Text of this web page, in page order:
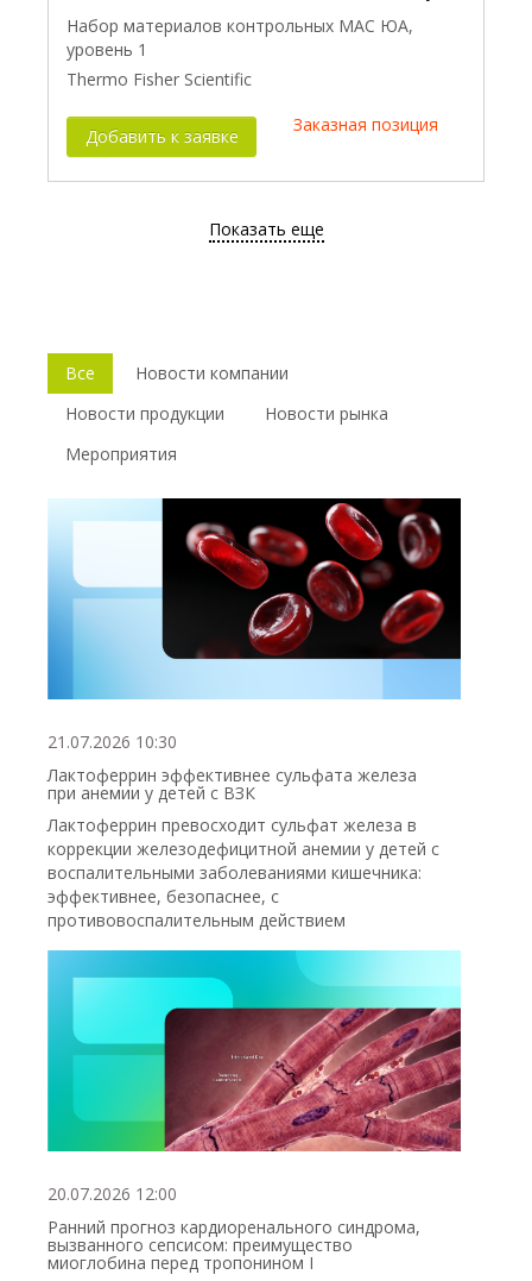
Набор материалов контрольных МАС ЮА,
уровень 1
Thermo Fisher Scientific
Добавить к заявке
Заказная позиция
Показать еще
Все
Новости компании
Новости продукции
Новости рынка
Мероприятия
21.07.2026 10:30
Лактоферрин эффективнее сульфата железа
при анемии у детей с ВЗК
Лактоферрин превосходит сульфат железа в
коррекции железодефицитной анемии у детей с
воспалительными заболеваниями кишечника:
эффективнее, безопаснее, с
противовоспалительным действием
20.07.2026 12:00
Ранний прогноз кардиоренального синдрома,
вызванного сепсисом: преимущество
миоглобина перед тропонином I